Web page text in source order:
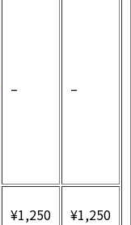
– –
¥1,250 ¥1,250